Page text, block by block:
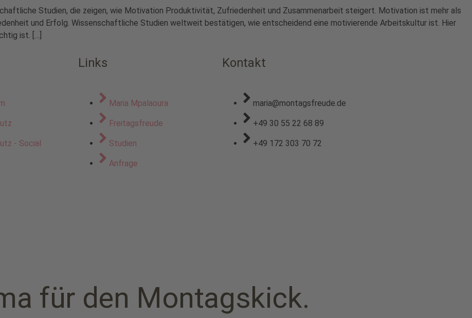
Studien, die zeigen, wie Motivation Produktivität, Zufriedenheit und Zusammenarbeit steigert. Motivation ist mehr als
und Erfolg. Wissenschaftliche Studien weltweit bestätigen, wie entscheidend eine motivierende Arbeitskultur ist. Hier
ist. […]
- Social
Links
Maria Mpalaoura
Freitagsfreude
Studien
Anfrage
Kontakt
maria@montagsfreude.de
+49 30 55 22 68 89
+49 172 303 70 72
für den Montagskick.